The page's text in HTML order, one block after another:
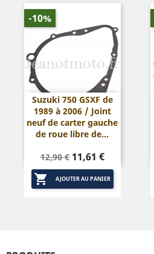
Suzuki 750 GSXF de
1989 à 2006 / Joint
neuf de carter gauche
de roue libre de...
Prix
de
base
12,90 € Prix
11,61 €
 AJOUTER AU PANIER
-10%